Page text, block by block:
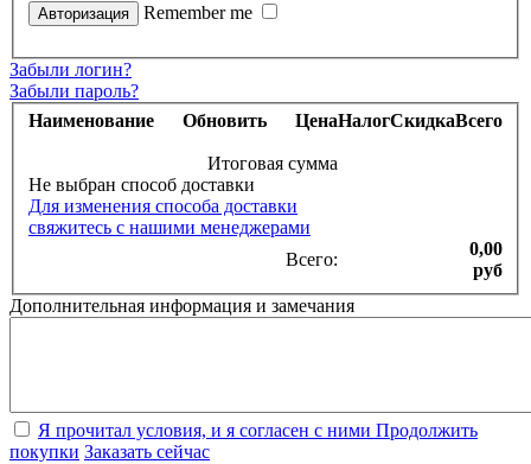
Remember me
Забыли логин?
Забыли пароль?
Наименование
Обновить ЦенаНалогСкидкаВсего
Итоговая сумма
Не выбран способ доставки
Для изменения способа доставки
свяжитесь с нашими менеджерами
Всего:
0,00
руб
Дополнительная информация и замечания
Я прочитал условия, и я согласен с ними Продолжить
покупки Заказать сейчас